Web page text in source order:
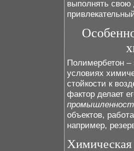
выполнять свою
Полимербетон –
условиях
стойкости к
фактор делает
объектов,
например,
Химическая